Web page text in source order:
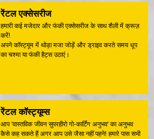
रेंटल एक्सेसरीज
हमारी कई मजेदार और फंकी एक्सेसरीज के साथ शैली में क्रूज़
करें!
अपने कॉस्ट्यूम में थोड़ा मजा जोड़ें और ड्राइव करते समय धूप
का चश्मा या फंकी हैट्स उठाएं।
रेंटल कॉस्ट्यूम्स
आप 'वास्तविक जीवन सुपरहीरो गो-कार्टिंग अनुभव' का अनुभव
कैसे कह सकते हैं अगर आप उसे जैसा नहीं पहने! हमारे पास सभी